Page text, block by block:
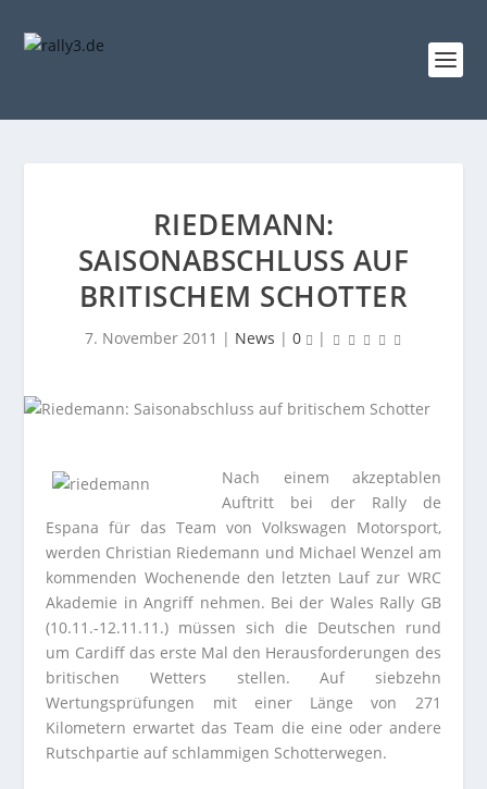
RIEDEMANN:
SAISONABSCHLUSS AUF
BRITISCHEM SCHOTTER
7. November 2011 | News | 0 |
Nach einem akzeptablen
Auftritt bei der Rally de
Espana für das Team von Volkswagen Motorsport,
werden Christian Riedemann und Michael Wenzel am
kommenden Wochenende den letzten Lauf zur WRC
Akademie in Angriff nehmen. Bei der Wales Rally GB
(10.11.-12.11.11.) müssen sich die Deutschen rund
um Cardiff das erste Mal den Herausforderungen des
britischen Wetters stellen. Auf siebzehn
Wertungsprüfungen mit einer Länge von 271
Kilometern erwartet das Team die eine oder andere
Rutschpartie auf schlammigen Schotterwegen.